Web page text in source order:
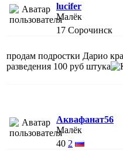
lucifer
Малёк
17 Сорочинск
продам подростки Дарио
разведения 100 руб штука
Аквафанат56
Малёк
40 2